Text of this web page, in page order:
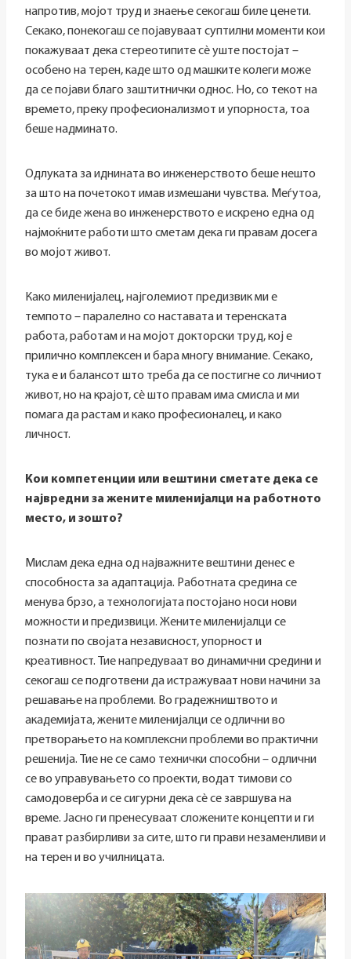
напротив, мојот труд и знаење секогаш биле ценети.
Секако, понекогаш се појавуваат суптилни моменти кои
покажуваат дека стереотипите сè уште постојат –
особено на терен, каде што од машките колеги може
да се појави благо заштитнички однос. Но, со текот на
времето, преку професионализмот и упорноста, тоа
беше надминато.
Одлуката за иднината во инженерството беше нешто
за што на почетокот имав измешани чувства. Меѓутоа,
да се биде жена во инженерството е искрено една од
најмоќните работи што сметам дека ги правам досега
во мојот живот.
Како миленијалец, најголемиот предизвик ми е
темпото – паралелно со наставата и теренската
работа, работам и на мојот докторски труд, кој е
прилично комплексен и бара многу внимание. Секако,
тука е и балансот што треба да се постигне со личниот
живот, но на крајот, сè што правам има смисла и ми
помага да растам и како професионалец, и како
личност.
Кои компетенции или вештини сметате дека се
највредни за жените миленијалци на работното
место, и зошто?
Мислам дека една од најважните вештини денес е
способноста за адаптација. Работната средина се
менува брзо, а технологијата постојано носи нови
можности и предизвици. Жените миленијалци се
познати по својата независност, упорност и
креативност. Тие напредуваат во динамични средини и
секогаш се подготвени да истражуваат нови начини за
решавање на проблеми. Во градежништвото и
академијата, жените миленијалци се одлични во
претворањето на комплексни проблеми во практични
решенија. Тие не се само технички способни – одлични
се во управувањето со проекти, водат тимови со
самодоверба и се сигурни дека сè се завршува на
време. Јасно ги пренесуваат сложените концепти и ги
прават разбирливи за сите, што ги прави незаменливи и
на терен и во училницата.